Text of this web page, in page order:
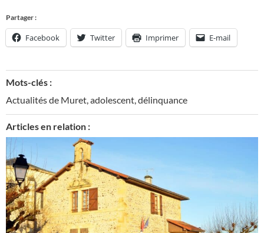
Partager :
Facebook Twitter Imprimer E-mail
Mots-clés :
Actualités de Muret,adolescent,délinquance
Articles en relation :